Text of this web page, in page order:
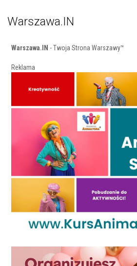
Warszawa.IN
Warszawa.IN - Twoja Strona Warszawy™
Reklama